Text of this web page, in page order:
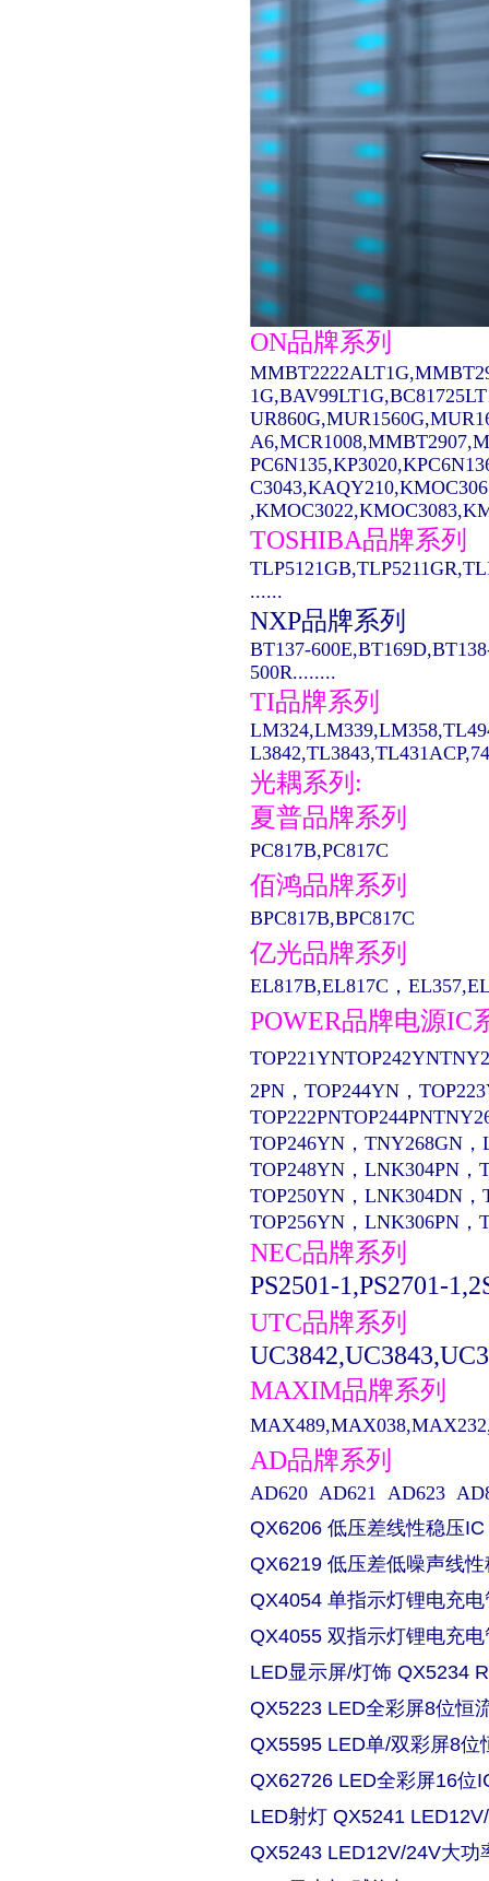
ON品牌系列
TOSHIBA品牌系列
......
NXP品牌系列
BT137-
500R........
TI品牌系列
光耦系列:
夏普品牌系列
PC817B,PC817C
佰鸿品牌系列
BPC817B,BPC817C
亿光品牌系列
EL817B,EL817C，
POWER品牌电源IC
2PN，TOP244YN，
TOP246YN，TNY268GN
TOP248YN，LNK304PN，
TOP250YN，LNK304DN，
TOP256YN，LNK306PN
NEC品牌系列
PS2501-1,PS2701-
UTC品牌系列
MAXIM品牌系列
AD品牌系列
AD620 AD621 AD623
QX6206 低压差线性稳压IC
QX6219 低压差低噪声线
QX4054 单指示灯锂电充
QX4055 双指示灯锂电充
LED显示屏/灯饰 QX5234
QX5223 LED全彩屏8位恒
QX5595 LED单/双彩屏8位
QX62726 LED全彩屏16位
LED射灯 QX5241
QX5243 LED12V/24V大